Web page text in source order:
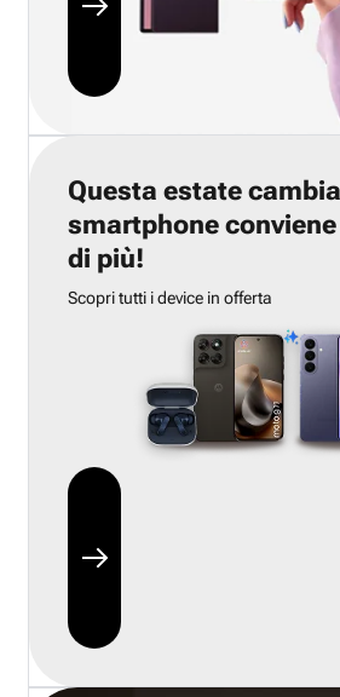
Questa estate
smartphone
di più!
Scopri tutti i device in offerta